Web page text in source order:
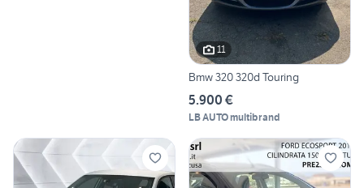
11
Bmw 320 320d Touring
5.900 €
LB AUTO multibrand